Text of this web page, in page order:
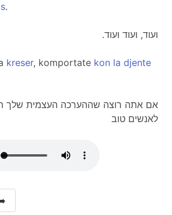
.
.ועוד, ועוד ועוד
kreser, komportate kon la djente
לאנשים טוב